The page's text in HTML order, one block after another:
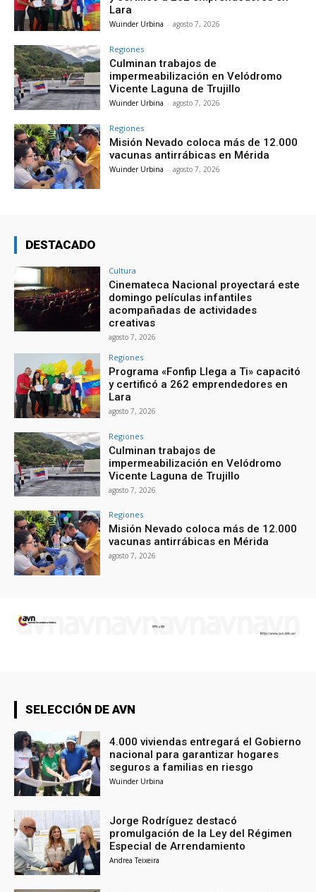
Lara
Wuinder Urbina - agosto 7, 2026
Regiones
Culminan trabajos de
impermeabilización en Velódromo
Vicente Laguna de Trujillo
Wuinder Urbina - agosto 7, 2026
Regiones
Misión Nevado coloca más de 12.000
vacunas antirrábicas en Mérida
Wuinder Urbina - agosto 7, 2026
DESTACADO
Cultura
Cinemateca Nacional proyectará este
domingo películas infantiles
acompañadas de actividades
creativas
agosto 7, 2026
Regiones
Programa «Fonfip Llega a Ti» capacitó
y certificó a 262 emprendedores en
Lara
agosto 7, 2026
Regiones
Culminan trabajos de
impermeabilización en Velódromo
Vicente Laguna de Trujillo
agosto 7, 2026
Regiones
Misión Nevado coloca más de 12.000
vacunas antirrábicas en Mérida
agosto 7, 2026
SELECCIÓN DE AVN
4.000 viviendas entregará el Gobierno
nacional para garantizar hogares
seguros a familias en riesgo
Wuinder Urbina
Jorge Rodríguez destacó
promulgación de la Ley del Régimen
Especial de Arrendamiento
Andrea Teixeira